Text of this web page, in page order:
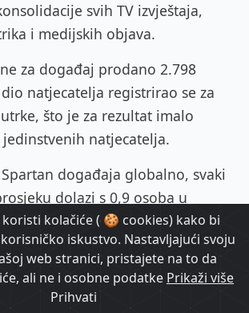
svih TV izvještaja,
i medijskih objava.
za događaj prodano 2.798
natjecatelja registrirao se za
što je za rezultat imalo
jedinstvenih natjecatelja.
događaja globalno, svaki
dolazi s 0,9 osoba u
Hvaru je prosjek bio2,2 osobe,
su sudionici ispunjavali, što
događaj došlo više od 8.000 ljudi.
nije ostala niti jedna
kolačiće ( 🍪 cookies) kako bi
iskustvo. Nastavljajući svoju
web stranici, pristajete na to da
ali ne i osobne podatke Prikaži više
Prihvati